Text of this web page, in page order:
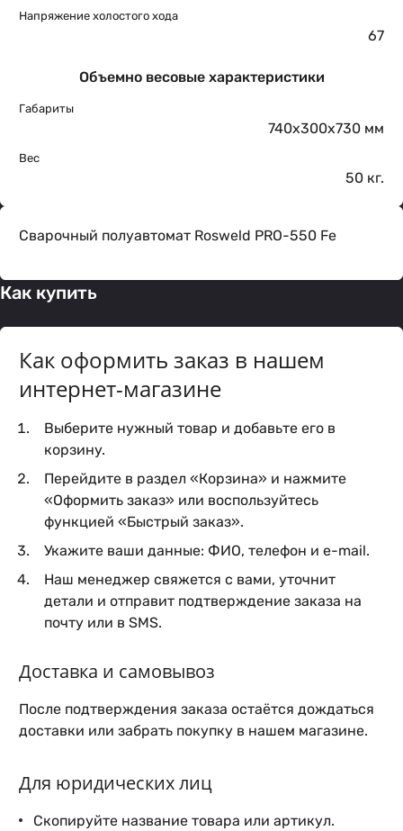
Напряжение холостого хода
67
Объемно весовые характеристики
Габариты
740x300x730 мм
Вес
50 кг.
Сварочный полуавтомат Rosweld PRO-550 Fe
Как купить
Как оформить заказ в нашем
интернет-магазине
Выберите нужный товар и добавьте его в
корзину.
Перейдите в раздел «Корзина» и нажмите
«Оформить заказ» или воспользуйтесь
функцией «Быстрый заказ».
Укажите ваши данные: ФИО, телефон и e-mail.
Наш менеджер свяжется с вами, уточнит
детали и отправит подтверждение заказа на
почту или в SMS.
Доставка и самовывоз
После подтверждения заказа остаётся дождаться
доставки или забрать покупку в нашем магазине.
Для юридических лиц
Скопируйте название товара или артикул.